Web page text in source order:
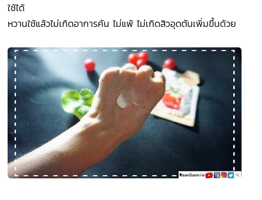
ใช้ได้
หวานใช้แล้วไม่เกิดอาการคัน ไม่แพ้ ไม่เกิดสิวอุดตันเพิ่มขึ้นด้วย